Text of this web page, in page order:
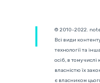
© 2010-2022.
Всі види
технології та
осіб, в тому
власністю їх
є власником